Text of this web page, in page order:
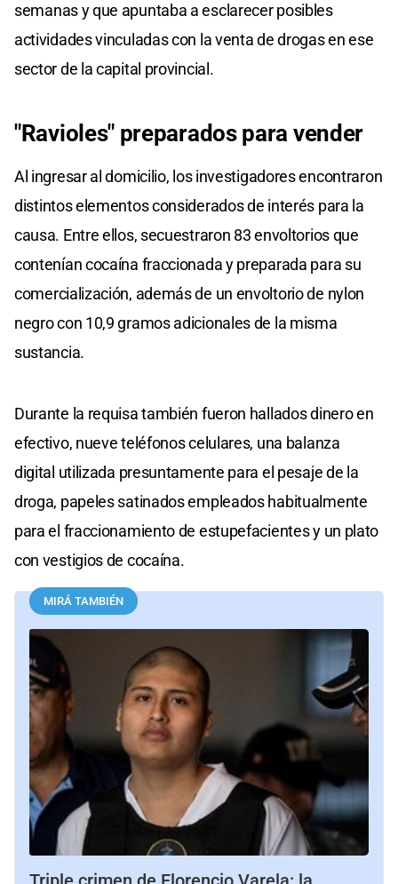
semanas y que apuntaba a esclarecer posibles
actividades vinculadas con la venta de drogas en ese
sector de la capital provincial.
"Ravioles" preparados para vender
Al ingresar al domicilio, los investigadores encontraron
distintos elementos considerados de interés para la
causa. Entre ellos, secuestraron 83 envoltorios que
contenían cocaína fraccionada y preparada para su
comercialización, además de un envoltorio de nylon
negro con 10,9 gramos adicionales de la misma
sustancia.
Durante la requisa también fueron hallados dinero en
efectivo, nueve teléfonos celulares, una balanza
digital utilizada presuntamente para el pesaje de la
droga, papeles satinados empleados habitualmente
para el fraccionamiento de estupefacientes y un plato
con vestigios de cocaína.
MIRÁ TAMBIÉN